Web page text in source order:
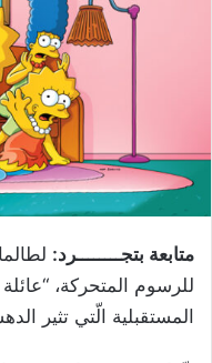
متابعة بتجــــــــرد:
للرسوم المتحركة،
المستقبلية الّتي تثير